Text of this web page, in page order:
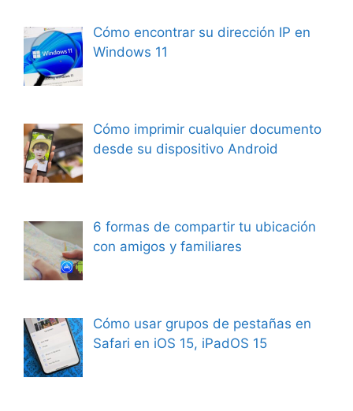
Cómo encontrar su dirección IP en
Windows 11
Cómo imprimir cualquier documento
desde su dispositivo Android
6 formas de compartir tu ubicación
con amigos y familiares
Cómo usar grupos de pestañas en
Safari en iOS 15, iPadOS 15